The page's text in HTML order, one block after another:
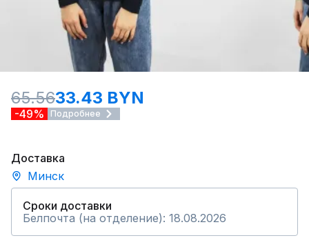
65.5633.43 BYN
-49% Подробнее
Доставка
Минск
Сроки доставки
Белпочта (на отделение): 18.08.2026